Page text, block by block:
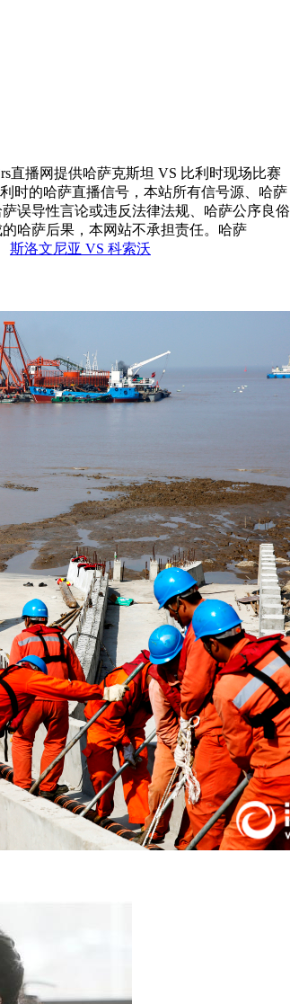
直播网提供哈萨克斯坦 VS 比利时现场比赛
时的哈萨直播信号，本站所有信号源、哈萨
误导性言论或违反法律法规、哈萨公序良俗
哈萨后果，本网站不承担责任。哈萨
斯洛文尼亚 VS 科索沃